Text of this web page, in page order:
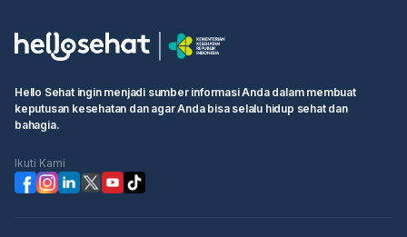
Hello Sehat ingin menjadi sumber informasi Anda dalam membuat
keputusan kesehatan dan agar Anda bisa selalu hidup sehat dan
bahagia.
Ikuti Kami